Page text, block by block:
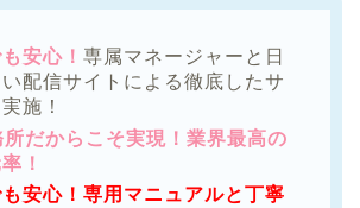
安心！ 専属マネージャーと日
配信サイトによる徹底したサ
施！
だからこそ実現！業界最高の
！
安心！専用マニュアルと丁寧